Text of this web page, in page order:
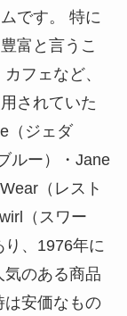
です。 特に
富と言うこ
フェなど、
されていた
（ジェダ
ルー）・Jane
（レスト
（スワー
、1976年に
のある商品
は安価なもの